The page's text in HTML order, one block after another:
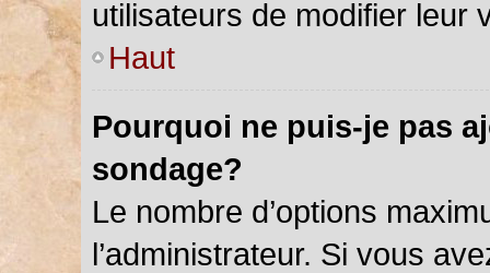
utilisateurs de modifier leur
Haut
Pourquoi ne puis-je pas
sondage?
Le nombre d’options
l’administrateur. Si vous